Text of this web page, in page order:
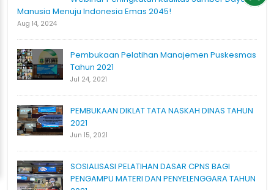
Manusia Menuju Indonesia Emas 2045!
Aug 14, 2024
Pembukaan Pelatihan Manajemen Puskesmas
Tahun 2021
Jul 24, 2021
PEMBUKAAN DIKLAT TATA NASKAH DINAS TAHUN
2021
Jun 15, 2021
SOSIALISASI PELATIHAN DASAR CPNS BAGI
PENGAMPU MATERI DAN PENYELENGGARA TAHUN